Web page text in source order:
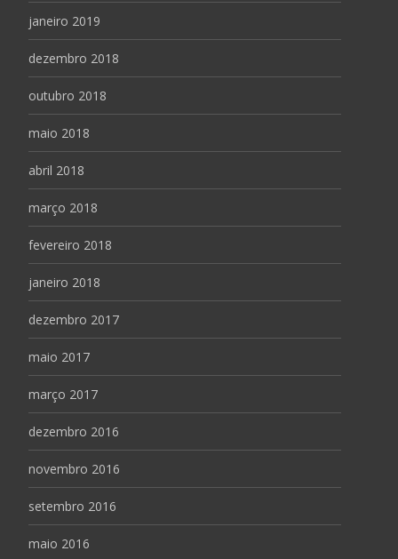
janeiro 2019
dezembro 2018
outubro 2018
maio 2018
abril 2018
março 2018
fevereiro 2018
janeiro 2018
dezembro 2017
maio 2017
março 2017
dezembro 2016
novembro 2016
setembro 2016
maio 2016